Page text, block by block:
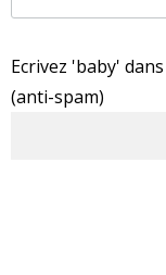
Ecrivez 'baby'
(anti-spam)